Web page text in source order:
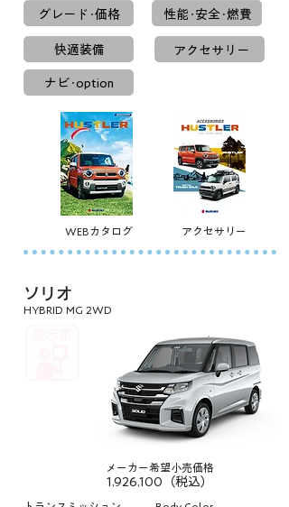
グレード･価格 性能･安全･燃費
快適装備 アクセサリー
ナビ･option
WEBカタログ アクセサリー
ソリオ
HYBRID MG 2WD
メーカー希望小売価格
1,926,100（税込）